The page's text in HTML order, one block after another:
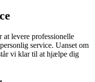
levere professionelle
service. Uanset om
vi klar til at hjælpe dig